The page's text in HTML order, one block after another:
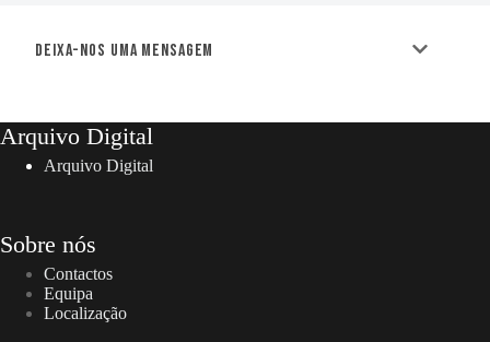
Deixa-nos uma mensagem
Arquivo Digital
Arquivo Digital
Sobre nós
Contactos
Equipa
Localização